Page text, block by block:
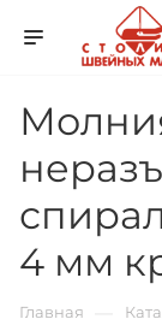
4 мм
Главная